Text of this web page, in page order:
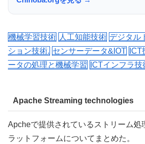
機械学習技術 人工知能技術 デジタル
ション技術. センサーデータ&IOT ICT
ータの処理と機械学習
ICTインフラ技
Apache Streaming technologies
Apcheで提供されている ストリーム処
ラットフォームについてまとめた。